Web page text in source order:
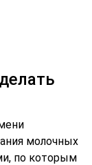
молочных
по которым